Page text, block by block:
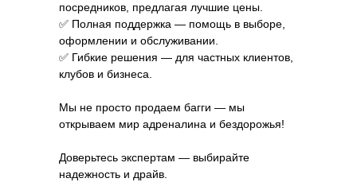
посредников, предлагая лучшие цены.
✅ Полная поддержка — помощь в выборе,
оформлении и обслуживании.
✅ Гибкие решения — для частных клиентов,
клубов и бизнеса.
Мы не просто продаем багги — мы
открываем мир адреналина и бездорожья!
Доверьтесь экспертам — выбирайте
надежность и драйв.